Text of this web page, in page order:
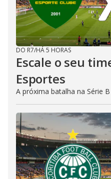
DO R7/HÁ 5 HORAS
Escale o seu
Esportes
A próxima batalha na Série